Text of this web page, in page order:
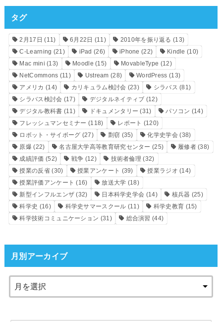
タグ
2月17日 (11) 6月22日 (11) 2010年を振り返る (13)
C-Learning (21) iPad (26) iPhone (22) Kindle (10)
Mac mini (13) Moodle (15) MovableType (12)
NetCommons (11) Ustream (28) WordPress (13)
アメリカ (14) カリキュラム検討会 (23) シラバス (81)
シラバス検討会 (17) デジタルネイティブ (12)
デジタル教科書 (11) ドキュメンタリー (31) パソコン (14)
フレッシュマンセミナー (118) レポート (120)
ロボット・サイボーグ (27) 剽窃 (35) 化学史学会(38)
原爆 (22) 名古屋大学高等教育研究センター (25) 履修者(38)
成績評価 (52) 戦争 (12) 技術者倫理 (32)
授業の反省(30) 授業アンケート (39) 授業ラジオ (14)
授業評価アンケート (16) 放送大学 (18)
新型インフルエンザ (32) 日本科学史学会 (14) 核兵器 (25)
科学史 (16) 科学史サマースクール (11) 科学史教育 (15)
科学技術コミュニケーション (31) 総合演習 (44)
月別アーカイブ